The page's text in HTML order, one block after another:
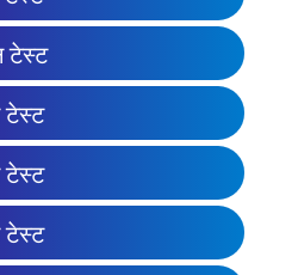
टेस्ट
टेस्ट
टेस्ट
टेस्ट